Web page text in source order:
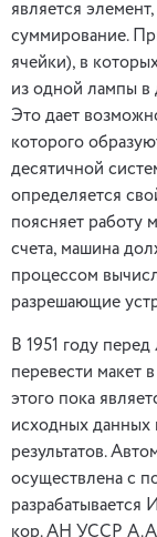
является
суммирование.
ячейки), в
из одной лампы в
Это дает
которого
десятичной
определяется
поясняет работу
счета, машина
процессом
разрешающие
В 1951 году
перевести макет
этого пока
исходных данных
результатов.
осуществлена с
разрабатывается
кор. АН УССР А.А.